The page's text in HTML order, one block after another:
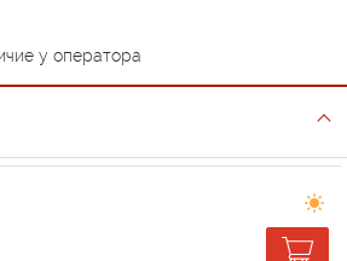
у оператора